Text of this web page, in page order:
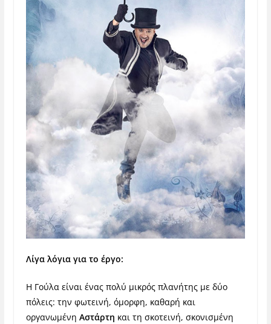
Λίγα λόγια για το έργο:
Η Γούλα είναι ένας πολύ μικρός πλανήτης με δύο
πόλεις: την φωτεινή, όμορφη, καθαρή και
οργανωμένη Αστάρτη και τη σκοτεινή, σκονισμένη